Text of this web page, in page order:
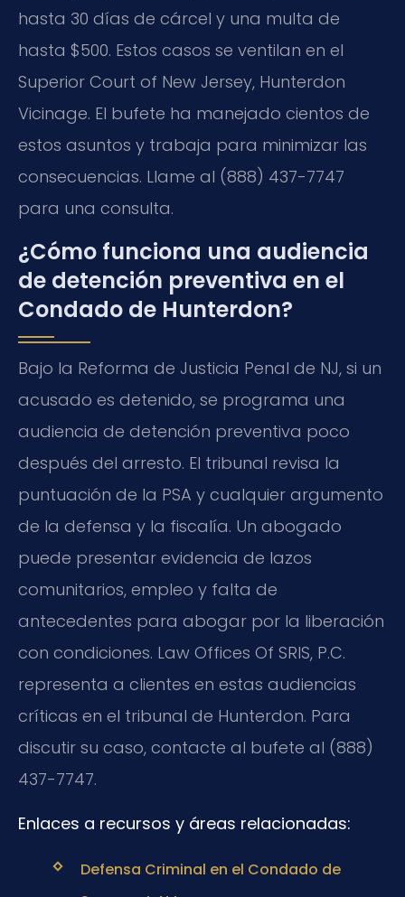
hasta 30 días de cárcel y una multa de
hasta $500. Estos casos se ventilan en el
Superior Court of New Jersey, Hunterdon
Vicinage. El bufete ha manejado cientos de
estos asuntos y trabaja para minimizar las
consecuencias. Llame al (888) 437-7747
para una consulta.
¿Cómo funciona una audiencia
de detención preventiva en el
Condado de Hunterdon?
Bajo la Reforma de Justicia Penal de NJ, si un
acusado es detenido, se programa una
audiencia de detención preventiva poco
después del arresto. El tribunal revisa la
puntuación de la PSA y cualquier argumento
de la defensa y la fiscalía. Un abogado
puede presentar evidencia de lazos
comunitarios, empleo y falta de
antecedentes para abogar por la liberación
con condiciones. Law Offices Of SRIS, P.C.
representa a clientes en estas audiencias
críticas en el tribunal de Hunterdon. Para
discutir su caso, contacte al bufete al (888)
437-7747.
Enlaces a recursos y áreas relacionadas:
Defensa Criminal en el Condado de